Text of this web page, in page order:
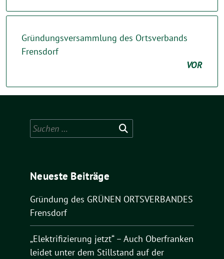
Gründungsversammlung des Ortsverbands
Frensdorf
VOR
Suchen
nach:
Neueste Beiträge
Gründung des GRÜNEN ORTSVERBANDES
Frensdorf
„Elektrifizierung jetzt“ – Auch Oberfranken
leidet unter dem Stillstand auf der